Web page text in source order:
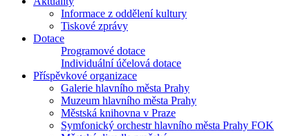
Informace z oddělení kultury
Tiskové zprávy
Dotace
Programové dotace
Individuální účelová dotace
Příspěvkové organizace
Galerie hlavního města Prahy
Muzeum hlavního města Prahy
Městská knihovna v Praze
Symfonický orchestr hlavního města Prahy FOK